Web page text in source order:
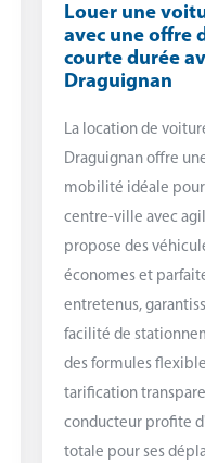
Louer une
avec une offre
courte durée
Draguignan
La location de
Draguignan offre
mobilité idéale
centre-ville avec
propose des
économes et
entretenus,
facilité de
des formules
tarification
conducteur profite
totale pour ses